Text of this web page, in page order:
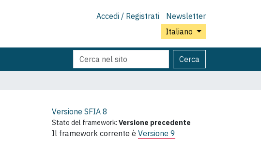
Accedi / Registrati
Newsletter
Italiano
Cerca
nel
Cerca
Ricerca
avanzata…
Versione SFIA 8
Stato del framework: Versione precedente
Il framework corrente è Versione 9